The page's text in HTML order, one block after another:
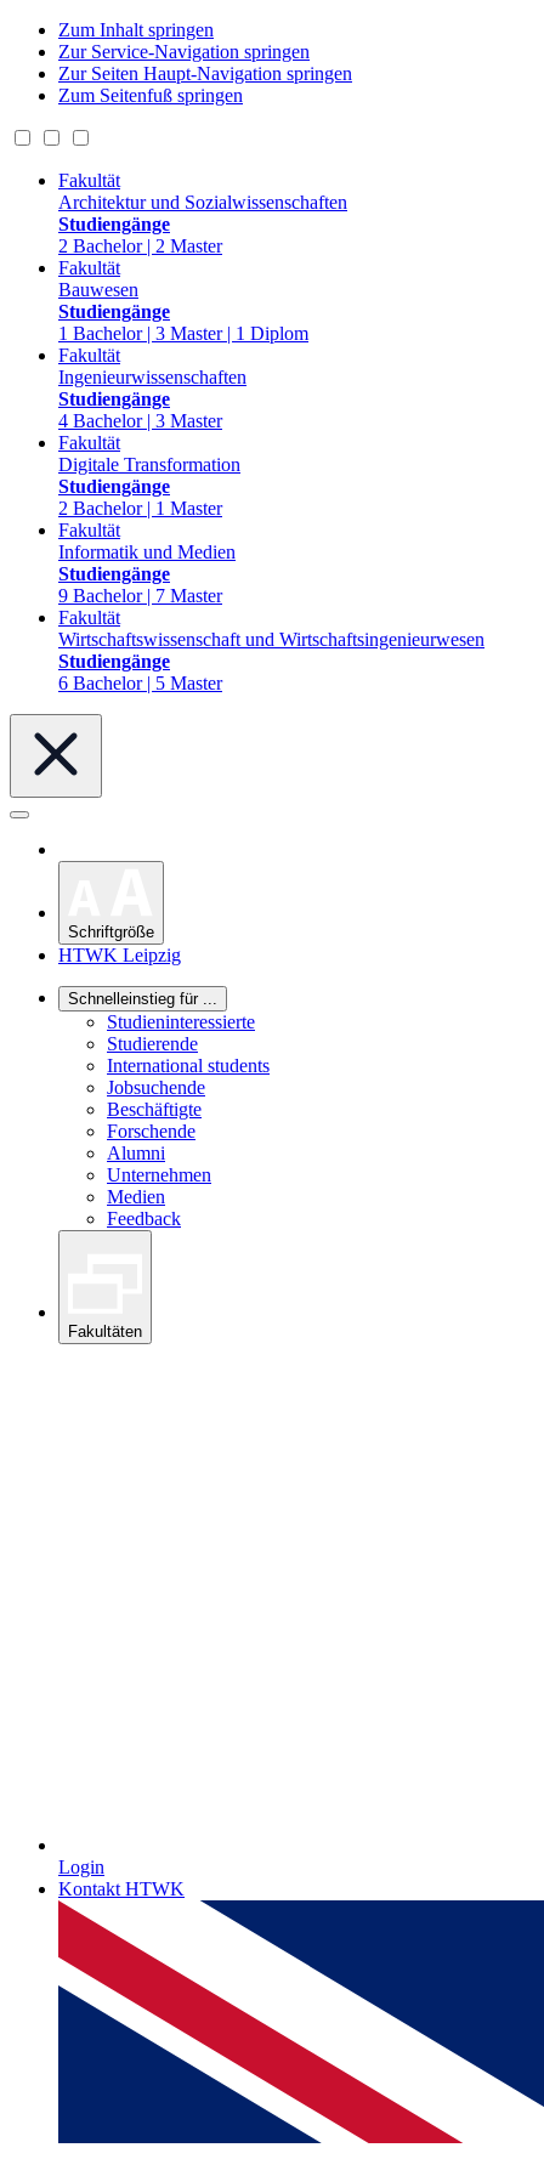
Zum Inhalt springen
Zur Service-Navigation springen
Zur Seiten Haupt-Navigation springen
Zum Seitenfuß springen
Fakultät
Architektur und Sozialwissenschaften
Studiengänge
2 Bachelor | 2 Master
Fakultät
Bauwesen
Studiengänge
1 Bachelor | 3 Master | 1 Diplom
Fakultät
Ingenieurwissenschaften
Studiengänge
4 Bachelor | 3 Master
Fakultät
Digitale Transformation
Studiengänge
2 Bachelor | 1 Master
Fakultät
Informatik und Medien
Studiengänge
9 Bachelor | 7 Master
Fakultät
Wirtschaftswissenschaft und Wirtschaftsingenieurwesen
Studiengänge
6 Bachelor | 5 Master
Schriftgröße
HTWK Leipzig
Schnelleinstieg für ...
Studieninteressierte
Studierende
International students
Jobsuchende
Beschäftigte
Forschende
Alumni
Unternehmen
Medien
Feedback
Fakultäten
Login
Kontakt HTWK